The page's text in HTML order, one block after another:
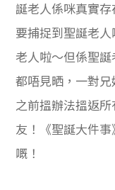
誕老人係咪真實
要捕捉到聖誕老
老人啦～但係聖
都唔見晒，一對
之前搵辦法搵返
友！《聖誕大件
嘅！